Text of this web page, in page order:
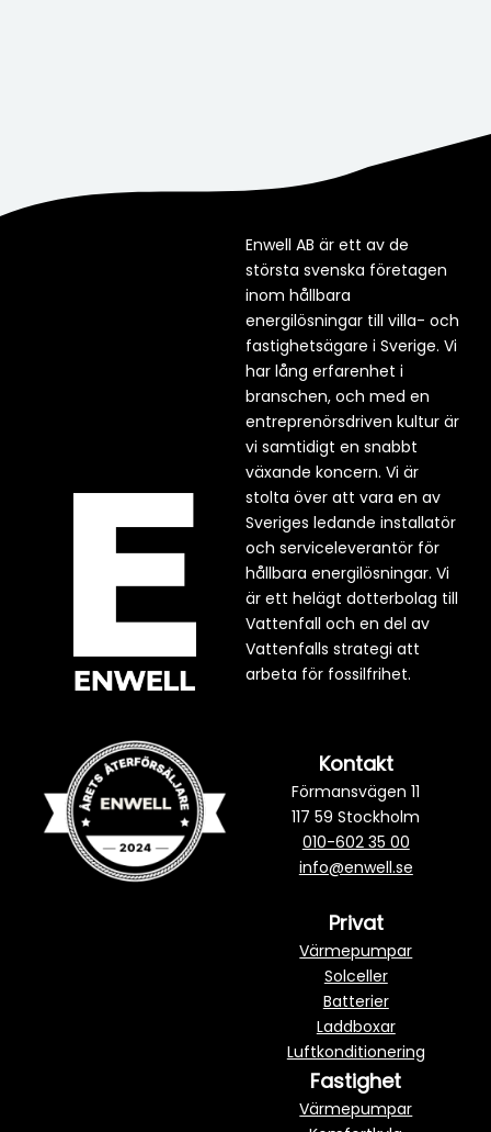
Enwell AB är ett av de
största svenska företagen
inom hållbara
energilösningar till villa- och
fastighetsägare i Sverige. Vi
har lång erfarenhet i
branschen, och med en
entreprenörsdriven kultur är
vi samtidigt en snabbt
växande koncern. Vi är
stolta över att vara en av
Sveriges ledande installatör
och serviceleverantör för
hållbara energilösningar. Vi
är ett helägt dotterbolag till
Vattenfall och en del av
Vattenfalls strategi att
arbeta för fossilfrihet.
Kontakt
Förmansvägen 11
117 59 Stockholm
010-602 35 00
info@enwell.se
Privat
Värmepumpar
Solceller
Batterier
Laddboxar
Luftkonditionering
Fastighet
Värmepumpar